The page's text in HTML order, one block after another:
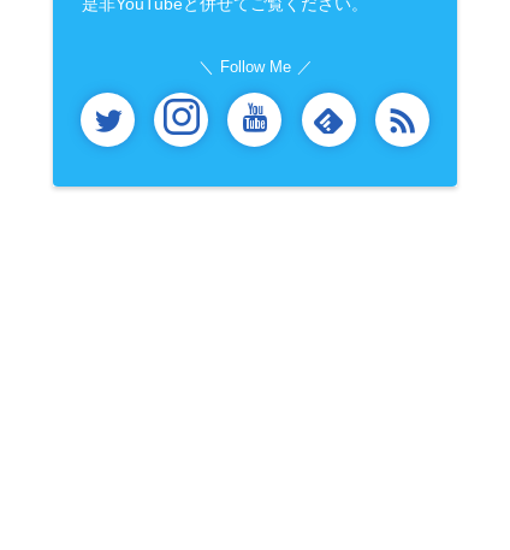
Follow Me